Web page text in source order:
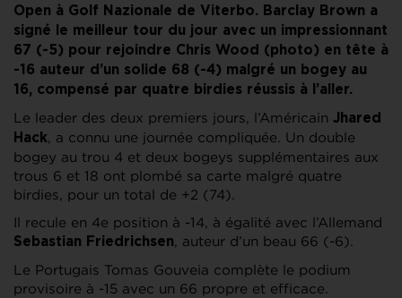
Open à Golf Nazionale de Viterbo. Barclay Brown a
signé le meilleur tour du jour avec un impressionnant
67 (-5) pour rejoindre Chris Wood (photo) en tête à
-16 auteur d’un solide 68 (-4) malgré un bogey au
16, compensé par quatre birdies réussis à l’aller.
Le leader des deux premiers jours, l’Américain Jhared
Hack, a connu une journée compliquée. Un double
bogey au trou 4 et deux bogeys supplémentaires aux
trous 6 et 18 ont plombé sa carte malgré quatre
birdies, pour un total de +2 (74).
Il recule en 4e position à -14, à égalité avec l’Allemand
Sebastian Friedrichsen, auteur d’un beau 66 (-6).
Le Portugais Tomas Gouveia complète le podium
provisoire à -15 avec un 66 propre et efficace.